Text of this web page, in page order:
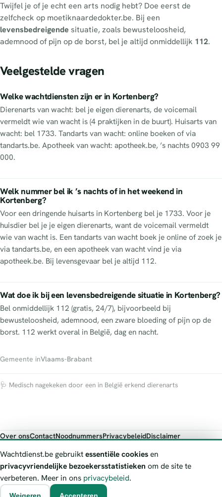
Twijfel je of je echt een arts nodig hebt? Doe eerst de
zelfcheck op moetiknaardedokter.be. Bij een
levensbedreigende situatie, zoals bewusteloosheid,
ademnood of pijn op de borst, bel je altijd onmiddellijk 112.
Veelgestelde vragen
Welke wachtdiensten zijn er in Kortenberg?
Dierenarts van wacht: bel je eigen dierenarts, de voicemail
vermeldt wie van wacht is (4 praktijken in de buurt). Huisarts van
wacht: bel 1733. Tandarts van wacht: online boeken of via
tandarts.be. Apotheek van wacht: apotheek.be, ’s nachts 0903 99
000.
Welk nummer bel ik ’s nachts of in het weekend in
Kortenberg?
Voor een dringende huisarts in Kortenberg bel je 1733. Voor je
huisdier bel je je eigen dierenarts, want de voicemail vermeldt
wie van wacht is. Een tandarts van wacht boek je online of zoek je
via tandarts.be, en een apotheek van wacht vind je via
apotheek.be. Bij levensgevaar bel je altijd 112.
Wat doe ik bij een levensbedreigende situatie in Kortenberg?
Bel onmiddellijk 112 (gratis, 24/7), bijvoorbeeld bij
bewusteloosheid, ademnood, een zware bloeding of pijn op de
borst. 112 werkt overal in België, dag en nacht.
Gemeente inVlaams-Brabant
🩺 Medisch nagekeken door een in België erkend dierenarts
Over onsContactNoodnummersPrivacybeleidDisclaimer
Wachtdienst.be toont publieke wachtdienst-informatie ter oriëntatie.
Bij levensgevaar bel je altijd 112. Controleer altijd de actuele
wachtregeling bij de vermelde officiële bron.
Wachtdienst.be gebruiktessentiële cookiesen
privacyvriendelijke bezoekersstatistieken om de site te
verbeteren. Meer in ons privacybeleid.
Weigeren Accepteren